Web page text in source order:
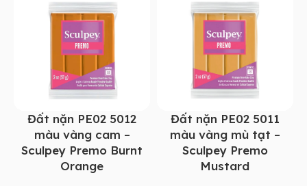
Đất nặn PE02 5012
màu vàng cam –
Sculpey Premo Burnt
Orange
Đất nặn PE02 5011
màu vàng mù tạt –
Sculpey Premo
Mustard